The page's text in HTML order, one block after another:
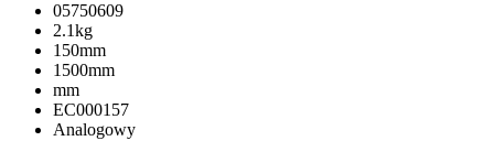
05750609
2.1kg
150mm
1500mm
mm
EC000157
Analogowy